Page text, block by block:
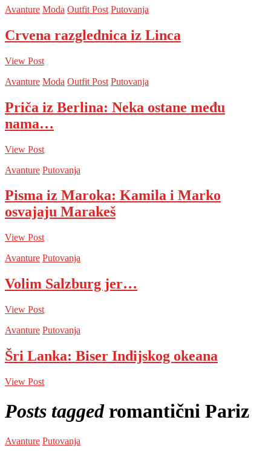
Avanture Moda Outfit Post Putovanja
Crvena razglednica iz Linca
View Post
Avanture Moda Outfit Post Putovanja
Priča iz Berlina: Neka ostane među
nama…
View Post
Avanture Putovanja
Pisma iz Maroka: Kamila i Marko
osvajaju Marakeš
View Post
Avanture Putovanja
Volim Salzburg jer…
View Post
Avanture Putovanja
Šri Lanka: Biser Indijskog okeana
View Post
Posts tagged romantični Pariz
Avanture Putovanja